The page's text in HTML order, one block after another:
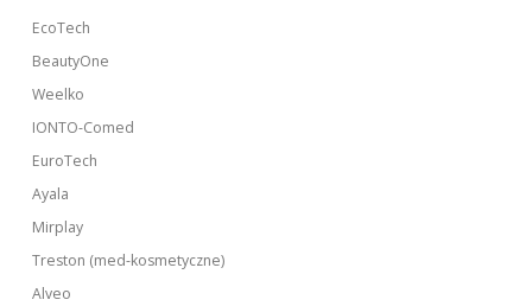
EcoTech
BeautyOne
Weelko
IONTO-Comed
EuroTech
Ayala
Mirplay
Treston (med-kosmetyczne)
Alveo